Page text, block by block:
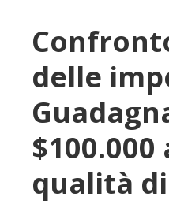
delle
qualità